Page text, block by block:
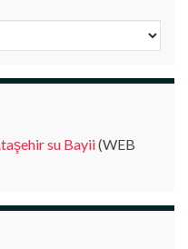
su Bayii(WEB